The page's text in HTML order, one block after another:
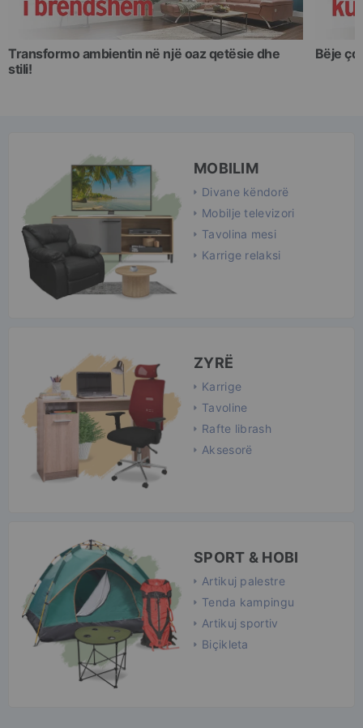
Transformo ambientin në një oaz qetësie dhe
stili!
Bëje
MOBILIM
Divane këndorë
Mobilje televizori
Tavolina mesi
Karrige relaksi
ZYRË
Karrige
Tavoline
Rafte librash
Aksesorë
SPORT & HOBI
Artikuj palestre
Tenda kampingu
Artikuj sportiv
Biçikleta